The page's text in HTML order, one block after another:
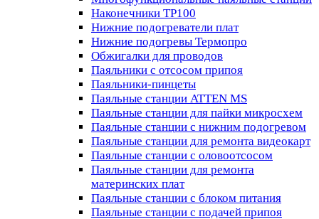
Наконечники TP100
Нижние подогреватели плат
Нижние подогревы Термопро
Обжигалки для проводов
Паяльники с отсосом припоя
Паяльники-пинцеты
Паяльные станции ATTEN MS
Паяльные станции для пайки микросхем
Паяльные станции с нижним подогревом
Паяльные станции для ремонта видеокарт
Паяльные станции с оловоотсосом
Паяльные станции для ремонта
материнских плат
Паяльные станции с блоком питания
Паяльные станции с подачей припоя